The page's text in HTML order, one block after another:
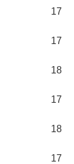
17
17
18
17
18
17